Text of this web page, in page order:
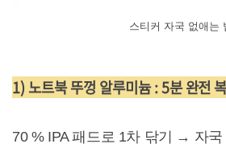
스티커 자국 없애는
1) 노트북 뚜껑 알루미늄 : 5분 완전
70 % IPA 패드로 1차 닦기 → 자